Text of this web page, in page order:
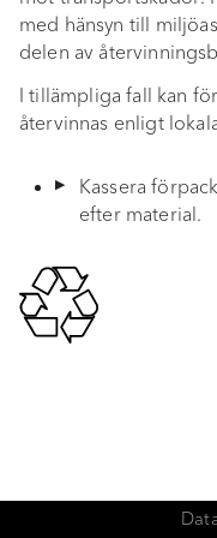
a
s
Idrifttagning
Funktion och
Auracast
EQ BOOST
sonoro VIBES-app
Batteribyte
med hänsyn till
delen av
I tillämpliga fall kan
återvinnas enligt
Kassera
efter material.